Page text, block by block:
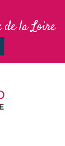
de la Loire